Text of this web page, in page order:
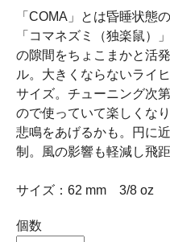
「COMA」とは昏睡状態
「コマネズミ（独楽鼠）
の隙間をちょこまかと活
ル。大きくならないライ
サイズ。チューニング次
ので使っていて楽しくな
悲鳴をあげるかも。円に
制。風の影響も軽減し飛
サイズ：62 mm 3/8 oz
個数